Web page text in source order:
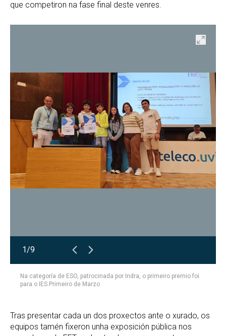
que competiron na fase final deste venres.
Abrir
Na categoría de ESO, patrocinada por Indra, o primeiro premio foi
para o IES Primeiro de Marzo
1/9
Tras presentar cada un dos proxectos ante o xurado, os
equipos tamén fixeron unha exposición pública nos